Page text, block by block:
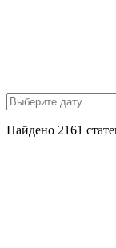
Найдено 2161